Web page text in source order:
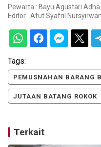
Pewarta : Bayu Agustari Adha
Editor : Afut Syafril Nursyirwan
Tags:
PEMUSNAHAN BARANG
JUTAAN BATANG ROKOK
Terkait